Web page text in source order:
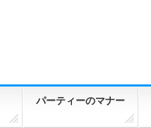
パーティーのマナー